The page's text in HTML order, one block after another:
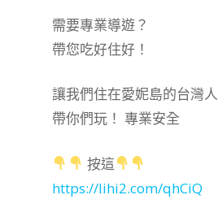
需要專業導遊？
帶您吃好住好！
讓我們住在愛妮島的台灣人
帶你們玩！ 專業安全
按這
https://lihi2.com/qhCiQ